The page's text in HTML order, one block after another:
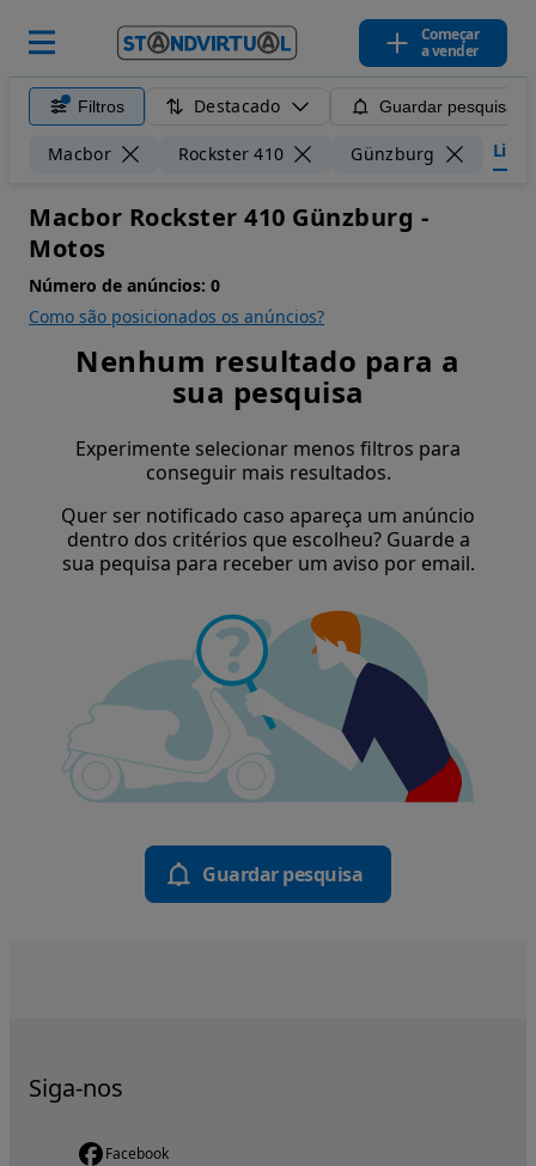
Começar
a vender
Filtros Destacado Guardar pesquisa
Macbor Rockster 410 Günzburg
Macbor Rockster 410 Günzburg -
Motos
Número de anúncios: 0
Como são posicionados os anúncios?
Nenhum resultado para a
sua pesquisa
Experimente selecionar menos filtros para
conseguir mais resultados.
Quer ser notificado caso apareça um anúncio
dentro dos critérios que escolheu? Guarde a
sua pequisa para receber um aviso por email.
Guardar pesquisa
Siga-nos
Facebook